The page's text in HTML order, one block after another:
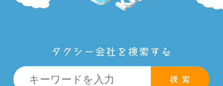
タクシー会社を検索する
検 索